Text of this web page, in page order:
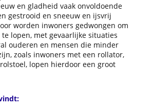
en gladheid vaak onvoldoende
gestrooid en sneeuw en ijsvrij
worden inwoners gedwongen om
lopen, met gevaarlijke situaties
ouderen en mensen die minder
zoals inwoners met een rollator,
lopen hierdoor een groot